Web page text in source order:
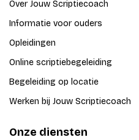
Over Jouw Scriptiecoach
Informatie voor ouders
Opleidingen
Online scriptiebegeleiding
Begeleiding op locatie
Werken bij Jouw Scriptiecoach
Onze diensten